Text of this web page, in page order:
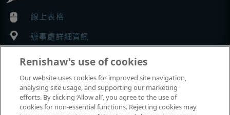
線上表格
辦事處詳細資訊
MyRenishaw
網路商店
Renishaw's use of cookies
Our website uses cookies for improved site navigation,
analysing site usage, and supporting our marketing
efforts. By clicking ‘Allow all’, you agree to the use of
cookies for non-essential functions. Rejecting cookies may